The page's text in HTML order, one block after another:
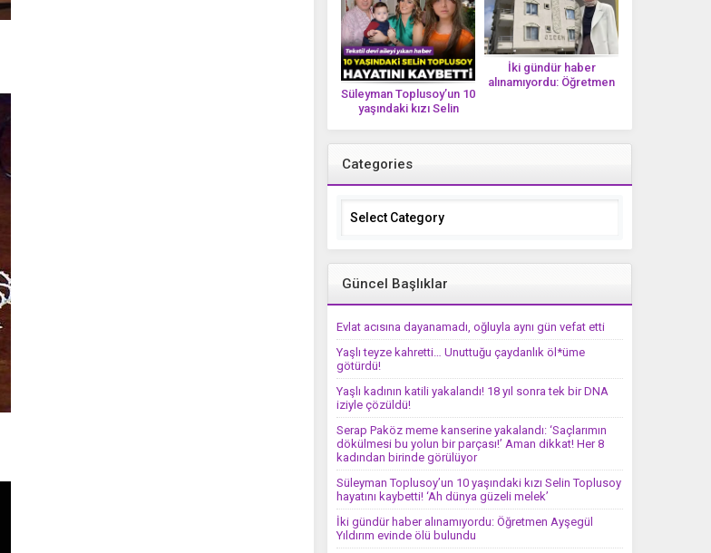
Süleyman Toplusoy’un 10
yaşındaki kızı Selin
İki gündür haber
alınamıyordu: Öğretmen
Categories
Categories
Güncel Başlıklar
Evlat acısına dayanamadı, oğluyla aynı gün vefat etti
Yaşlı teyze kahretti… Unuttuğu çaydanlık öl*üme
götürdü!
Yaşlı kadının katili yakalandı! 18 yıl sonra tek bir DNA
iziyle çözüldü!
Serap Paköz meme kanserine yakalandı: ‘Saçlarımın
dökülmesi bu yolun bir parçası!’ Aman dikkat! Her 8
kadından birinde görülüyor
Süleyman Toplusoy’un 10 yaşındaki kızı Selin Toplusoy
hayatını kaybetti! ‘Ah dünya güzeli melek’
İki gündür haber alınamıyordu: Öğretmen Ayşegül
Yıldırım evinde ölü bulundu